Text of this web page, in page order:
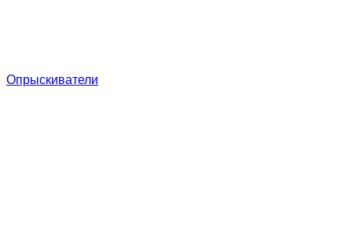
Опрыскиватели